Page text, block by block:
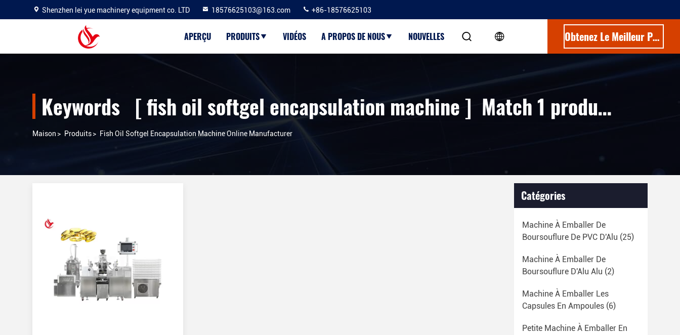
Shenzhen lei yue machinery equipment co. LTD 18576625103@163.com +86-18576625103
APERÇU PRODUITS VIDÉOS A PROPOS DE NOUS NOUVELLES Obtenez Le Meilleur Prix
Keywords [ fish oil softgel encapsulation machine ] Match 1 produits
Maison > Produits> Fish Oil Softgel Encapsulation Machine Online Manufacturer
Catégories
Machine À Emballer De
Boursouflure De PVC D'Alu (25)
Machine À Emballer De
Boursouflure D'Alu Alu (2)
Machine À Emballer Les
Capsules En Ampoules (6)
Petite Machine À Emballer En